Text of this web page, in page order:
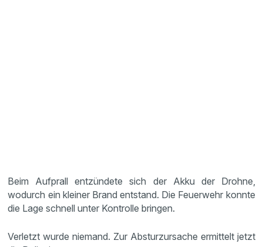
Beim Aufprall entzündete sich der Akku der Drohne,
wodurch ein kleiner Brand entstand. Die Feuerwehr konnte
die Lage schnell unter Kontrolle bringen.
Verletzt wurde niemand. Zur Absturzursache ermittelt jetzt